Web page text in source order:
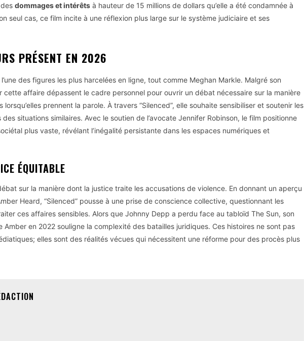
dommages et intérêts à hauteur de 15 millions de dollars qu’elle a été condamnée à
seul cas, ce film incite à une réflexion plus large sur le système judiciaire et ses
PRÉSENT EN 2026
des figures les plus harcelées en ligne, tout comme Meghan Markle. Malgré son
cette affaire dépassent le cadre personnel pour ouvrir un débat nécessaire sur la manière
prennent la parole. À travers “Silenced”, elle souhaite sensibiliser et soutenir les
situations similaires. Avec le soutien de l’avocate Jennifer Robinson, le film positionne
plus vaste, révélant l’inégalité persistante dans les espaces numériques et
ÉQUITABLE
sur la manière dont la justice traite les accusations de violence. En donnant un aperçu
Heard, “Silenced” pousse à une prise de conscience collective, questionnant les
ces affaires sensibles. Alors que Johnny Depp a perdu face au tabloïd The Sun, son
Amber en 2022 souligne la complexité des batailles juridiques. Ces histoires ne sont pas
elles sont des réalités vécues qui nécessitent une réforme pour des procès plus